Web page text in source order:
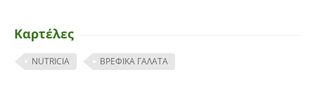
Καρτέλες
NUTRICIA ΒΡΕΦΙΚΑ ΓΑΛΑΤΑ